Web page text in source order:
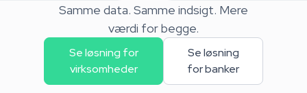
Samme data. Samme indsigt. Mere
værdi for begge.
Se løsning for
virksomheder
Se løsning
for banker